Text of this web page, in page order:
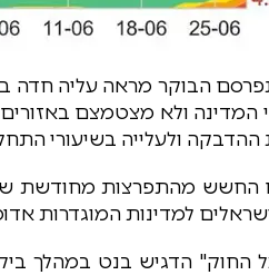
הבוקר מראה עליה חדה
המדינה ולא מצטמצם באזורים
ההדבקה ולעלייה בשיעורי
החשש מהתפרצות מחודשת
למדינות המוגדרות
החוק" הדגיש בנט במהלך